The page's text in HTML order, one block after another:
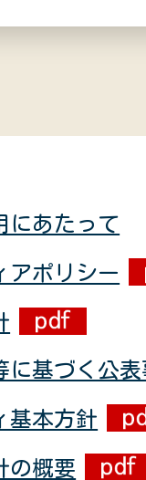
にあたって
アポリシー
に基づく公
基本方針
の概要